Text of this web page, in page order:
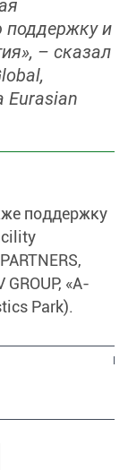
поддержку и
– сказал
Eurasian
поддержку
«А-
Park).